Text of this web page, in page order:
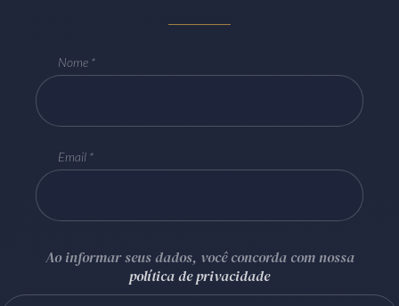
Nome
Email
Ao informar seus dados, você concorda com nossa
política de privacidade